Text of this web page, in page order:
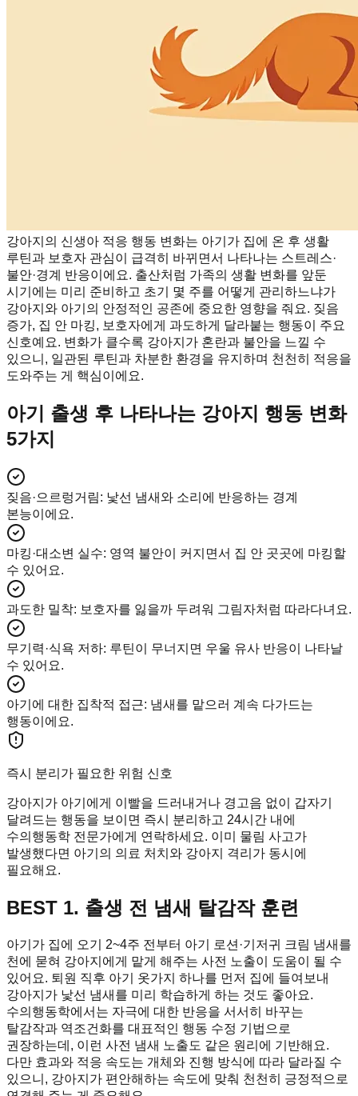
강아지의 신생아 적응 행동 변화는 아기가 집에 온 후 생활
루틴과 보호자 관심이 급격히 바뀌면서 나타나는 스트레스·
불안·경계 반응이에요. 출산처럼 가족의 생활 변화를 앞둔
시기에는 미리 준비하고 초기 몇 주를 어떻게 관리하느냐가
강아지와 아기의 안정적인 공존에 중요한 영향을 줘요. 짖음
증가, 집 안 마킹, 보호자에게 과도하게 달라붙는 행동이 주요
신호예요. 변화가 클수록 강아지가 혼란과 불안을 느낄 수
있으니, 일관된 루틴과 차분한 환경을 유지하며 천천히 적응을
도와주는 게 핵심이에요.
아기 출생 후 나타나는 강아지 행동 변화
5가지
짖음·으르렁거림: 낯선 냄새와 소리에 반응하는 경계
본능이에요.
마킹·대소변 실수: 영역 불안이 커지면서 집 안 곳곳에 마킹할
수 있어요.
과도한 밀착: 보호자를 잃을까 두려워 그림자처럼 따라다녀요.
무기력·식욕 저하: 루틴이 무너지면 우울 유사 반응이 나타날
수 있어요.
아기에 대한 집착적 접근: 냄새를 맡으러 계속 다가드는
행동이에요.
즉시 분리가 필요한 위험 신호
강아지가 아기에게 이빨을 드러내거나 경고음 없이 갑자기
달려드는 행동을 보이면 즉시 분리하고 24시간 내에
수의행동학 전문가에게 연락하세요. 이미 물림 사고가
발생했다면 아기의 의료 처치와 강아지 격리가 동시에
필요해요.
BEST 1. 출생 전 냄새 탈감작 훈련
아기가 집에 오기 2~4주 전부터 아기 로션·기저귀 크림 냄새를
천에 묻혀 강아지에게 맡게 해주는 사전 노출이 도움이 될 수
있어요. 퇴원 직후 아기 옷가지 하나를 먼저 집에 들여보내
강아지가 낯선 냄새를 미리 학습하게 하는 것도 좋아요.
수의행동학에서는 자극에 대한 반응을 서서히 바꾸는
탈감작과 역조건화를 대표적인 행동 수정 기법으로
권장하는데, 이런 사전 냄새 노출도 같은 원리에 기반해요.
다만 효과와 적응 속도는 개체와 진행 방식에 따라 달라질 수
있으니, 강아지가 편안해하는 속도에 맞춰 천천히 긍정적으로